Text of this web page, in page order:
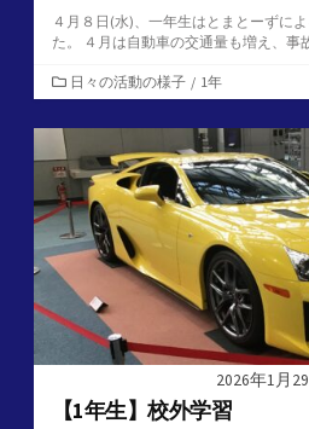
４月８日(水)、一年生はとまとーずに
た。 ４月は自動車の交通量も増え、事
カ
テ
ゴ
リ
ー
日々の活動の様子 / 1年
2026年1月
【1年生】校外学習